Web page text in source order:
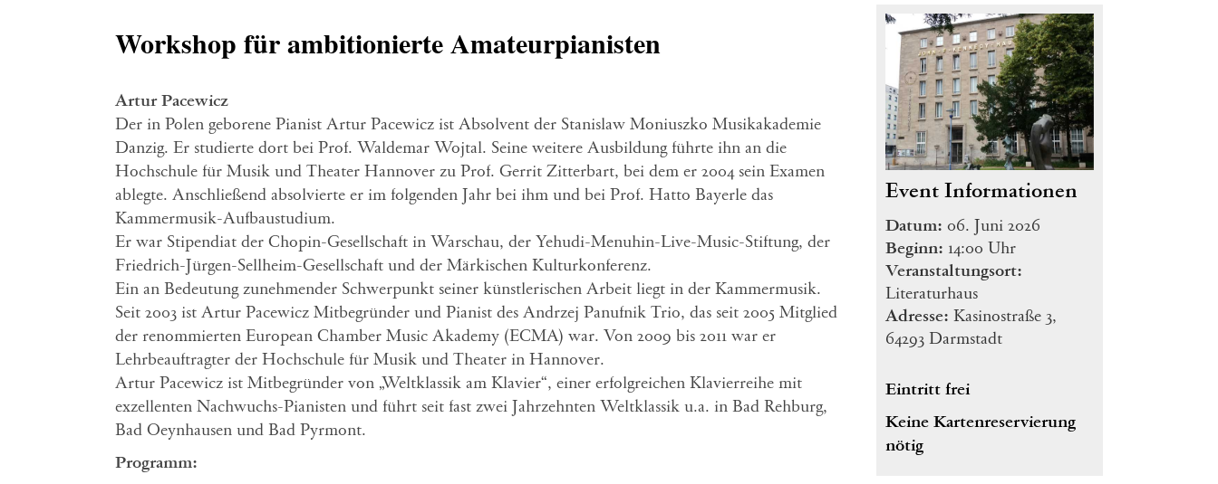
Workshop für ambitionierte Amateurpianisten
Artur Pacewicz
Der in Polen geborene Pianist Artur Pacewicz ist Absolvent der Stanislaw Moniuszko Musikakademie
Danzig. Er studierte dort bei Prof. Waldemar Wojtal. Seine weitere Ausbildung führte ihn an die
Hochschule für Musik und Theater Hannover zu Prof. Gerrit Zitterbart, bei dem er 2004 sein Examen
ablegte. Anschließend absolvierte er im folgenden Jahr bei ihm und bei Prof. Hatto Bayerle das
Kammermusik-Aufbaustudium.
Er war Stipendiat der Chopin-Gesellschaft in Warschau, der Yehudi-Menuhin-Live-Music-Stiftung, der
Friedrich-Jürgen-Sellheim-Gesellschaft und der Märkischen Kulturkonferenz.
Ein an Bedeutung zunehmender Schwerpunkt seiner künstlerischen Arbeit liegt in der Kammermusik.
Seit 2003 ist Artur Pacewicz Mitbegründer und Pianist des Andrzej Panufnik Trio, das seit 2005 Mitglied
der renommierten European Chamber Music Akademy (ECMA) war. Von 2009 bis 2011 war er
Lehrbeauftragter der Hochschule für Musik und Theater in Hannover.
Artur Pacewicz ist Mitbegründer von „Weltklassik am Klavier“, einer erfolgreichen Klavierreihe mit
exzellenten Nachwuchs-Pianisten und führt seit fast zwei Jahrzehnten Weltklassik u.a. in Bad Rehburg,
Bad Oeynhausen und Bad Pyrmont.
Programm:
Event Informationen
Datum: 06. Juni 2026
Beginn: 14:00 Uhr
Veranstaltungsort:
Literaturhaus
Adresse: Kasinostraße 3,
64293 Darmstadt
Eintritt frei
Keine Kartenreservierung
nötig